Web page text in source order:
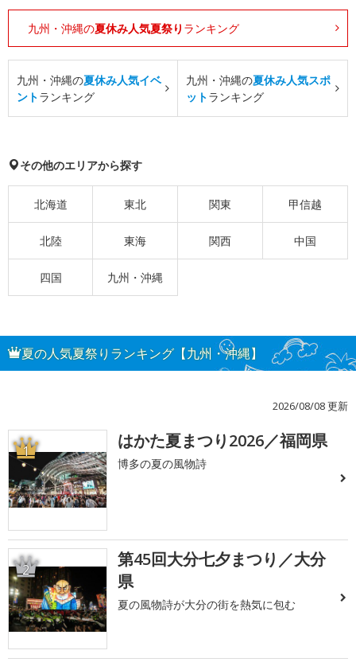
九州・沖縄の夏休み人気夏祭り ランキング
九州・沖縄の夏休み人気イベ
ントランキング
九州・沖縄の夏休み人気スポ
ットランキング
その他のエリアから探す
北海道 東北 関東 甲信越
北陸 東海 関西 中国
四国 九州・沖縄
夏の人気夏祭りランキング【九州・沖縄】
2026/08/08 更新
1 はかた夏まつり2026／福岡県
博多の夏の風物詩
2
第45回大分七夕まつり／大分
県
夏の風物詩が大分の街を熱気に包む